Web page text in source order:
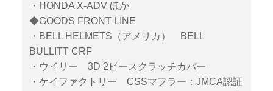
・HONDA X-ADV ほか
◆GOODS FRONT LINE
・BELL HELMETS（アメリカ） BELL
BULLITT CRF
・ウイリー 3D 2ピースクラッチカバー
・ケイファクトリー CSSマフラー：JMCA認証